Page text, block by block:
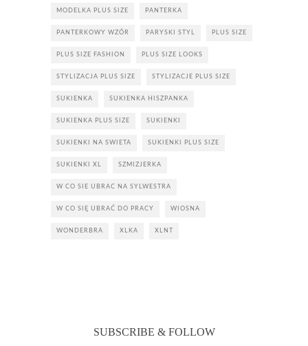
MODELKA PLUS SIZE PANTERKA
PANTERKOWY WZÓR PARYSKI STYL PLUS SIZE
PLUS SIZE FASHION PLUS SIZE LOOKS
STYLIZACJA PLUS SIZE STYLIZACJE PLUS SIZE
SUKIENKA SUKIENKA HISZPANKA
SUKIENKA PLUS SIZE SUKIENKI
SUKIENKI NA SWIETA SUKIENKI PLUS SIZE
SUKIENKI XL SZMIZJERKA
W CO SIE UBRAC NA SYLWESTRA
W CO SIĘ UBRAĆ DO PRACY WIOSNA
WONDERBRA XLKA XLNT
SUBSCRIBE & FOLLOW